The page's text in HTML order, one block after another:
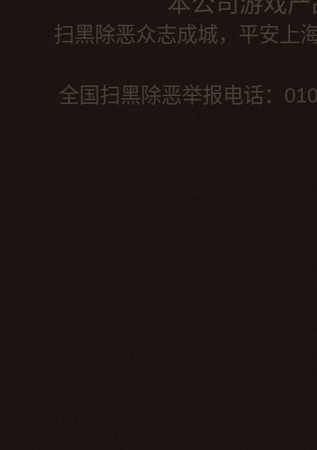
扫黑除恶众志成城，平安
全国扫黑除恶举报电话：